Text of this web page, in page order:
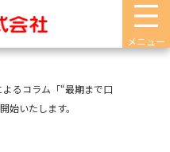
メニュー
るコラム「“最期まで口
始いたします。